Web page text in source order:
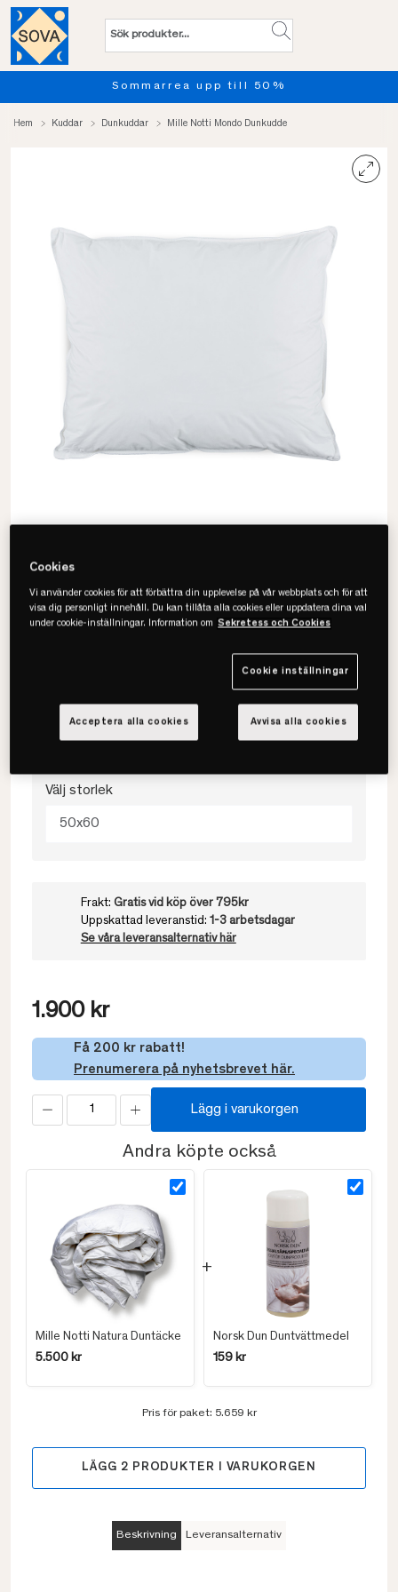
Sommarrea upp till 50%
Hem Kuddar Dunkuddar Mille Notti Mondo Dunkudde
• Europeiskt dun
• Allergitestad
Välj storlek
50x60
Frakt: Gratis vid köp över 795kr
Uppskattad leveranstid: 1-3 arbetsdagar
Se våra leveransalternativ här
1.900 kr
Få 200 kr rabatt!
Prenumerera på nyhetsbrevet här.
Lägg i varukorgen
Andra köpte också
Mille Notti Natura Duntäcke
5.500 kr
Norsk Dun Duntvättmedel
159 kr
Pris för paket: 5.659 kr
LÄGG 2 PRODUKTER I VARUKORGEN
Beskrivning Leveransalternativ
Cookies
Vi använder cookies för att förbättra din upplevelse på vår webbplats och för att
visa dig personligt innehåll. Du kan tillåta alla cookies eller uppdatera dina val
under cookie-inställningar. Information om Sekretess och Cookies
Cookie inställningar
Avvisa alla cookies
Acceptera alla cookies